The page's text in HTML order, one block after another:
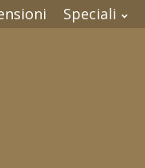
Speciali